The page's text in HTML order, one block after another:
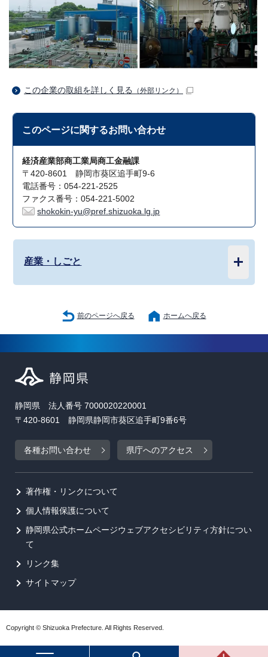
この企業の取組を詳しく見る （外部リンク）
このページに関するお問い合わせ
経済産業部商工業局商工金融課
〒420-8601 静岡市葵区追手町9-6
電話番号：054-221-2525
ファクス番号：054-221-5002
shokokin-yu@pref.shizuoka.lg.jp
産業・しごと
前のページへ戻る ホームへ戻る
静岡県 法人番号 7000020220001
〒420-8601 静岡県静岡市葵区追手町9番6号
各種お問い合わせ 県庁へのアクセス
著作権・リンクについて
個人情報保護について
静岡県公式ホームページウェブアクセシビリティ方針につい
て
リンク集
サイトマップ
Copyright © Shizuoka Prefecture. All Rights Reserved.